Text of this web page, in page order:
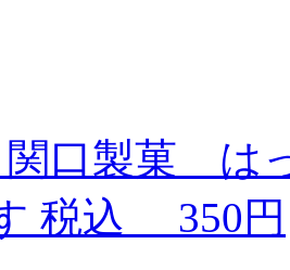
関口製菓 は
税込 350円